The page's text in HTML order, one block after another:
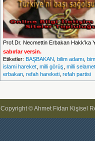
Prof.Dr. Necmettin Erbakan Hakk’ka
sabırlar versin.
Etiketler: BAŞBAKAN bilim adamı
islami hareket milli görüş milli
erbakan refah hareketi refah partisi
Copyright © Ahmet Fidan Kişisel